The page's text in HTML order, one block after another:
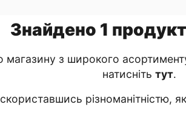
Знайдено 1
з широкого
натисніть тут․
різноманітністю,